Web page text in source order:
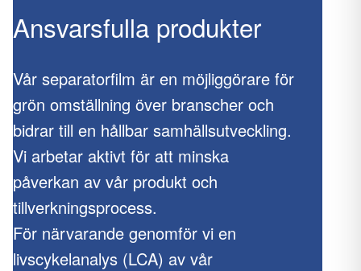
Ansvarsfulla produkter
Vår separatorfilm är en möjliggörare för
grön omställning över branscher och
bidrar till en hållbar samhällsutveckling.
Vi arbetar aktivt för att minska
påverkan av vår produkt och
tillverkningsprocess.
För närvarande genomför vi en
livscykelanalys (LCA) av vår